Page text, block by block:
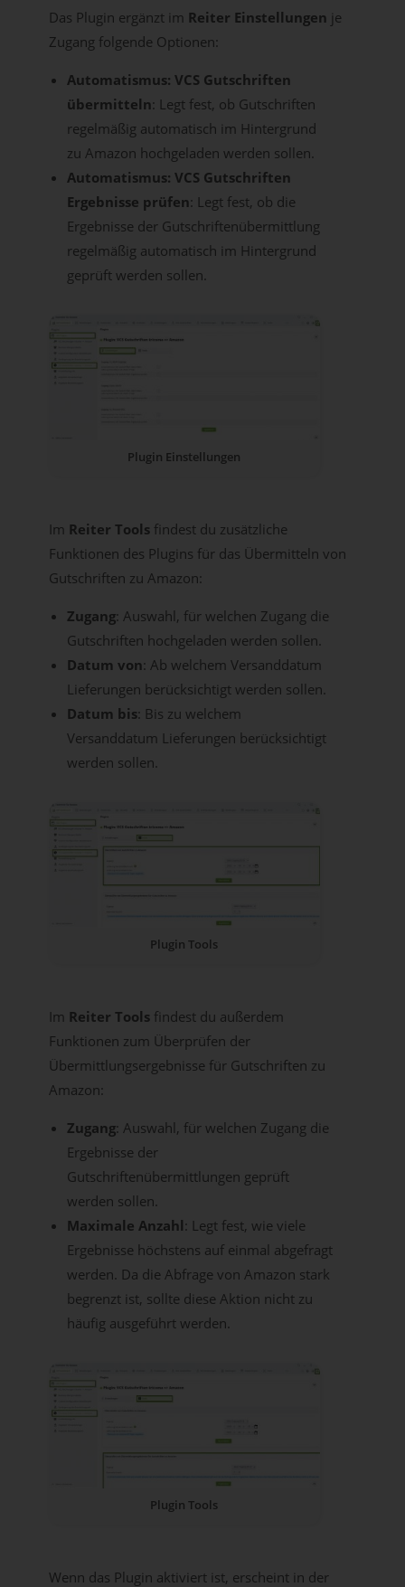
Das Plugin ergänzt im Reiter Einstellungen je
Zugang folgende Optionen:
Automatismus: VCS Gutschriften
übermitteln: Legt fest, ob Gutschriften
regelmäßig automatisch im Hintergrund
zu Amazon hochgeladen werden sollen.
Automatismus: VCS Gutschriften
Ergebnisse prüfen: Legt fest, ob die
Ergebnisse der Gutschriftenübermittlung
regelmäßig automatisch im Hintergrund
geprüft werden sollen.
Plugin Einstellungen
Im Reiter Toolsfindest du zusätzliche
Funktionen des Plugins für das Übermitteln von
Gutschriften zu Amazon:
Zugang: Auswahl, für welchen Zugang die
Gutschriften hochgeladen werden sollen.
Datum von: Ab welchem Versanddatum
Lieferungen berücksichtigt werden sollen.
Datum bis: Bis zu welchem
Versanddatum Lieferungen berücksichtigt
werden sollen.
Plugin Tools
Im Reiter Toolsfindest du außerdem
Funktionen zum Überprüfen der
Übermittlungsergebnisse für Gutschriften zu
Amazon:
Zugang: Auswahl, für welchen Zugang die
Ergebnisse der
Gutschriftenübermittlungen geprüft
werden sollen.
Maximale Anzahl: Legt fest, wie viele
Ergebnisse höchstens auf einmal abgefragt
werden. Da die Abfrage von Amazon stark
begrenzt ist, sollte diese Aktion nicht zu
häufig ausgeführt werden.
Plugin Tools
Wenn das Plugin aktiviert ist, erscheint in der